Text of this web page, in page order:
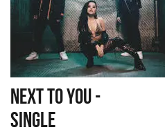
NEXT TO YOU -
SINGLE